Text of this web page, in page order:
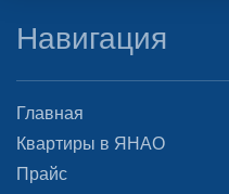
Навигация
Главная
Квартиры в ЯНАО
Прайс